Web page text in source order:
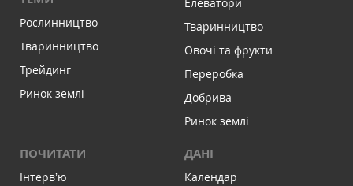
Рослинництво
Тваринництво
Трейдинг
Ринок землі
Елеватори
Тваринництво
Овочі та фрукти
Переробка
Добрива
Ринок землі
ПОЧИТАТИ
Інтервʼю
ДАНІ
Календар